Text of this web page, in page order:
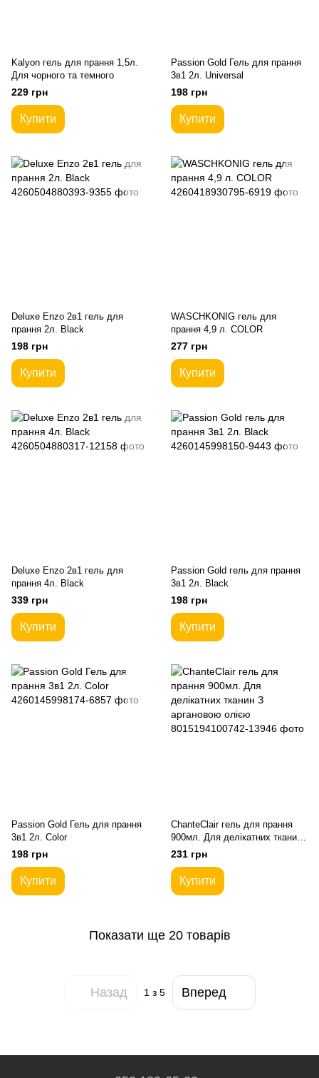
Kalyon гель для прання 1,5л.
Для чорного та темного
229 грн
Купити
Passion Gold Гель для прання
3в1 2л. Universal
198 грн
Купити
Deluxe Enzo 2в1 гель для
прання 2л. Black
198 грн
Купити
WASCHKONIG гель для
прання 4,9 л. COLOR
277 грн
Купити
Deluxe Enzo 2в1 гель для
прання 4л. Black
339 грн
Купити
Passion Gold гель для прання
3в1 2л. Black
198 грн
Купити
Passion Gold Гель для прання
3в1 2л. Color
198 грн
Купити
ChanteClair гель для прання
900мл. Для делікатних тканин
З аргановою олією
231 грн
Купити
Показати ще 20 товарів
Назад 1 з 5 Вперед